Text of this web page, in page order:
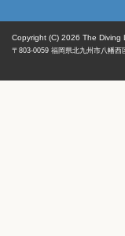
Copyright (C) 2026 The Diving
〒803-0059 福岡県北九州市八幡西